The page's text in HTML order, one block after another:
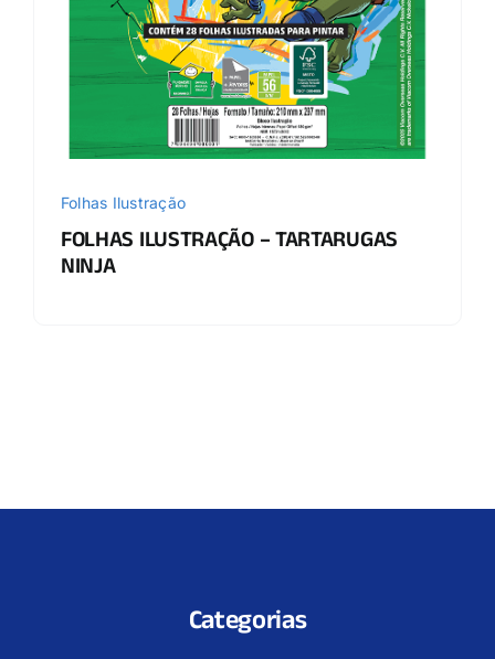
Folhas Ilustração
FOLHAS ILUSTRAÇÃO – TARTARUGAS
NINJA
Categorias